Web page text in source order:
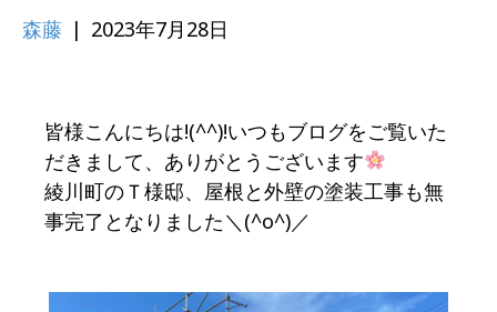
森藤 | 2023年7月28日
皆様こんにちは!(^^)!いつもブログをご覧いた
だきまして、ありがとうございます
綾川町のＴ様邸、屋根と外壁の塗装工事も無
事完了となりました＼(^o^)／